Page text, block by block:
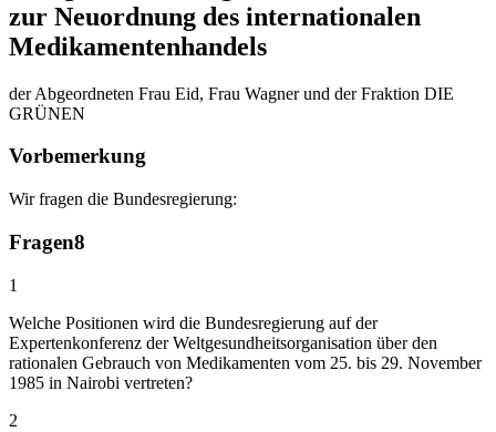
zur Neuordnung des internationalen
Medikamentenhandels
der Abgeordneten Frau Eid, Frau Wagner und der Fraktion DIE
GRÜNEN
Vorbemerkung
Wir fragen die Bundesregierung:
Fragen8
1
Welche Positionen wird die Bundesregierung auf der
Expertenkonferenz der Weltgesundheitsorganisation über den
rationalen Gebrauch von Medikamenten vom 25. bis 29. November
1985 in Nairobi vertreten?
2